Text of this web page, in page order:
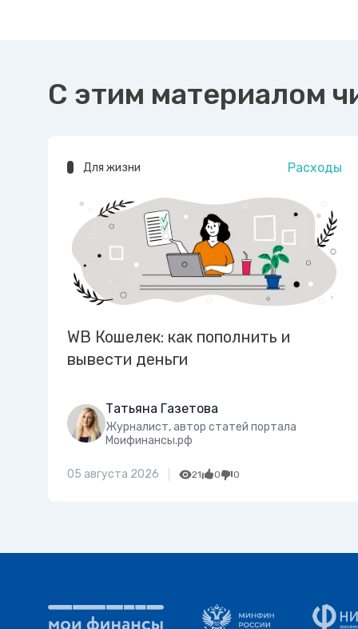
С этим материалом
Для жизни Расходы
WB Кошелек: как пополнить и
вывести деньги
Татьяна Газетова
Журналист, автор статей портала
Моифинансы.рф
05 августа 2026 21 0 0